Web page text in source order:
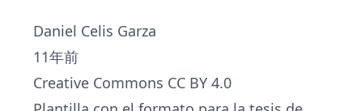
Daniel Celis Garza
11年前
Creative Commons CC BY 4.0